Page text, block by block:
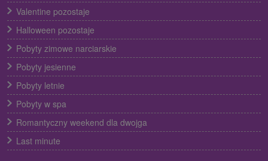
Valentine pozostaje
Halloween pozostaje
Pobyty zimowe narciarskie
Pobyty jesienne
Pobyty letnie
Pobyty w spa
Romantyczny weekend dla dwojga
Last minute